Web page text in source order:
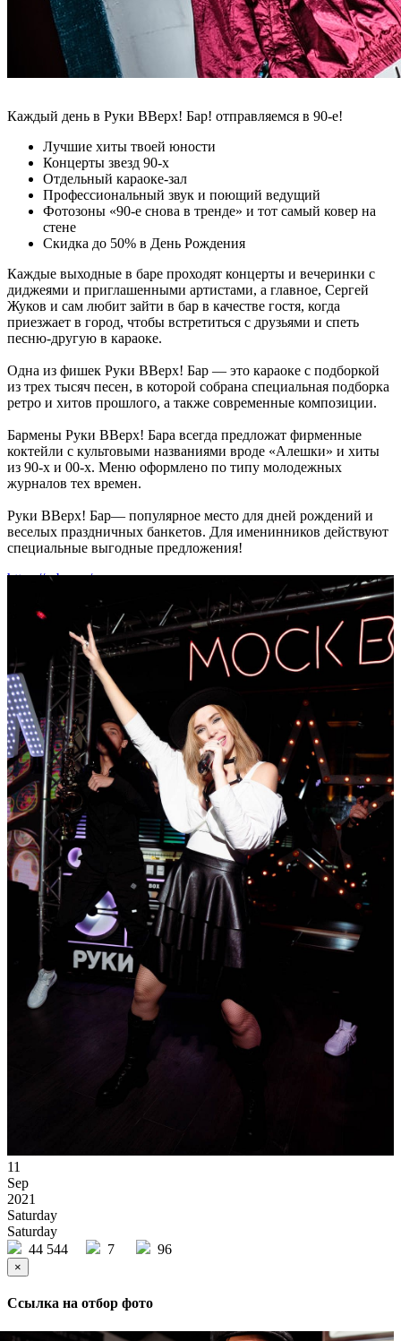
Каждый день в Руки ВВерх! Бар! отправляемся в 90-е!
Лучшие хиты твоей юности
Концерты звезд 90-х
Отдельный караоке-зал
Профессиональный звук и поющий ведущий
Фотозоны «90-е снова в тренде» и тот самый ковер на
стене
Скидка до 50% в День Рождения
Каждые выходные в баре проходят концерты и вечеринки с
диджеями и приглашенными артистами, а главное, Сергей
Жуков и сам любит зайти в бар в качестве гостя, когда
приезжает в город, чтобы встретиться с друзьями и спеть
песню-другую в караоке.
Одна из фишек Руки ВВерх! Бар — это караоке с подборкой
из трех тысяч песен, в которой собрана специальная подборка
ретро и хитов прошлого, а также современные композиции.
Бармены Руки ВВерх! Бара всегда предложат фирменные
коктейли с культовыми названиями вроде «Алешки» и хиты
из 90-х и 00-х. Меню оформлено по типу молодежных
журналов тех времен.
Руки ВВерх! Бар― популярное место для дней рождений и
веселых праздничных банкетов. Для именинников действуют
специальные выгодные предложения!
https://rvbar.ru/
фоторепортажи
11
Sep
2021
Saturday
Saturday
44 544
7 96
×
Ссылка на отбор фото